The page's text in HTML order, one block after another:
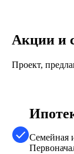
Акции и
Проект,
Семейная